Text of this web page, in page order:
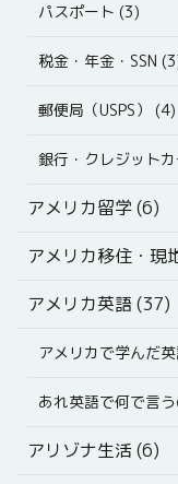
パスポート (3)
税金・年金・SSN
郵便局（USPS） (4)
銀行・クレジット
アメリカ留学 (6)
アメリカ移住・現
アメリカ英語 (37)
アメリカで学んだ
あれ英語で何で言
アリゾナ生活 (6)